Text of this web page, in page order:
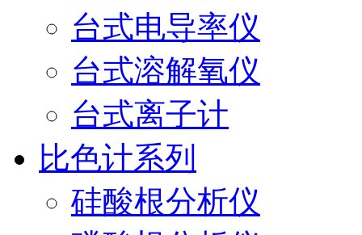
台式电导率仪
台式溶解氧仪
台式离子计
比色计系列
硅酸根分析仪